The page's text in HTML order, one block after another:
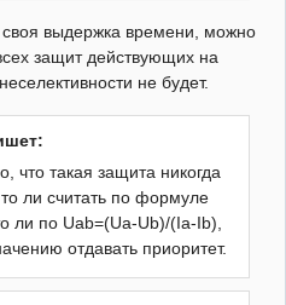
своя выдержка времени, можно
защит действующих на
не будет.
что такая защита никогда
ли считать по формуле
ли по Uab=(Ua-Ub)/(Ia-Ib),
отдавать приоритет.